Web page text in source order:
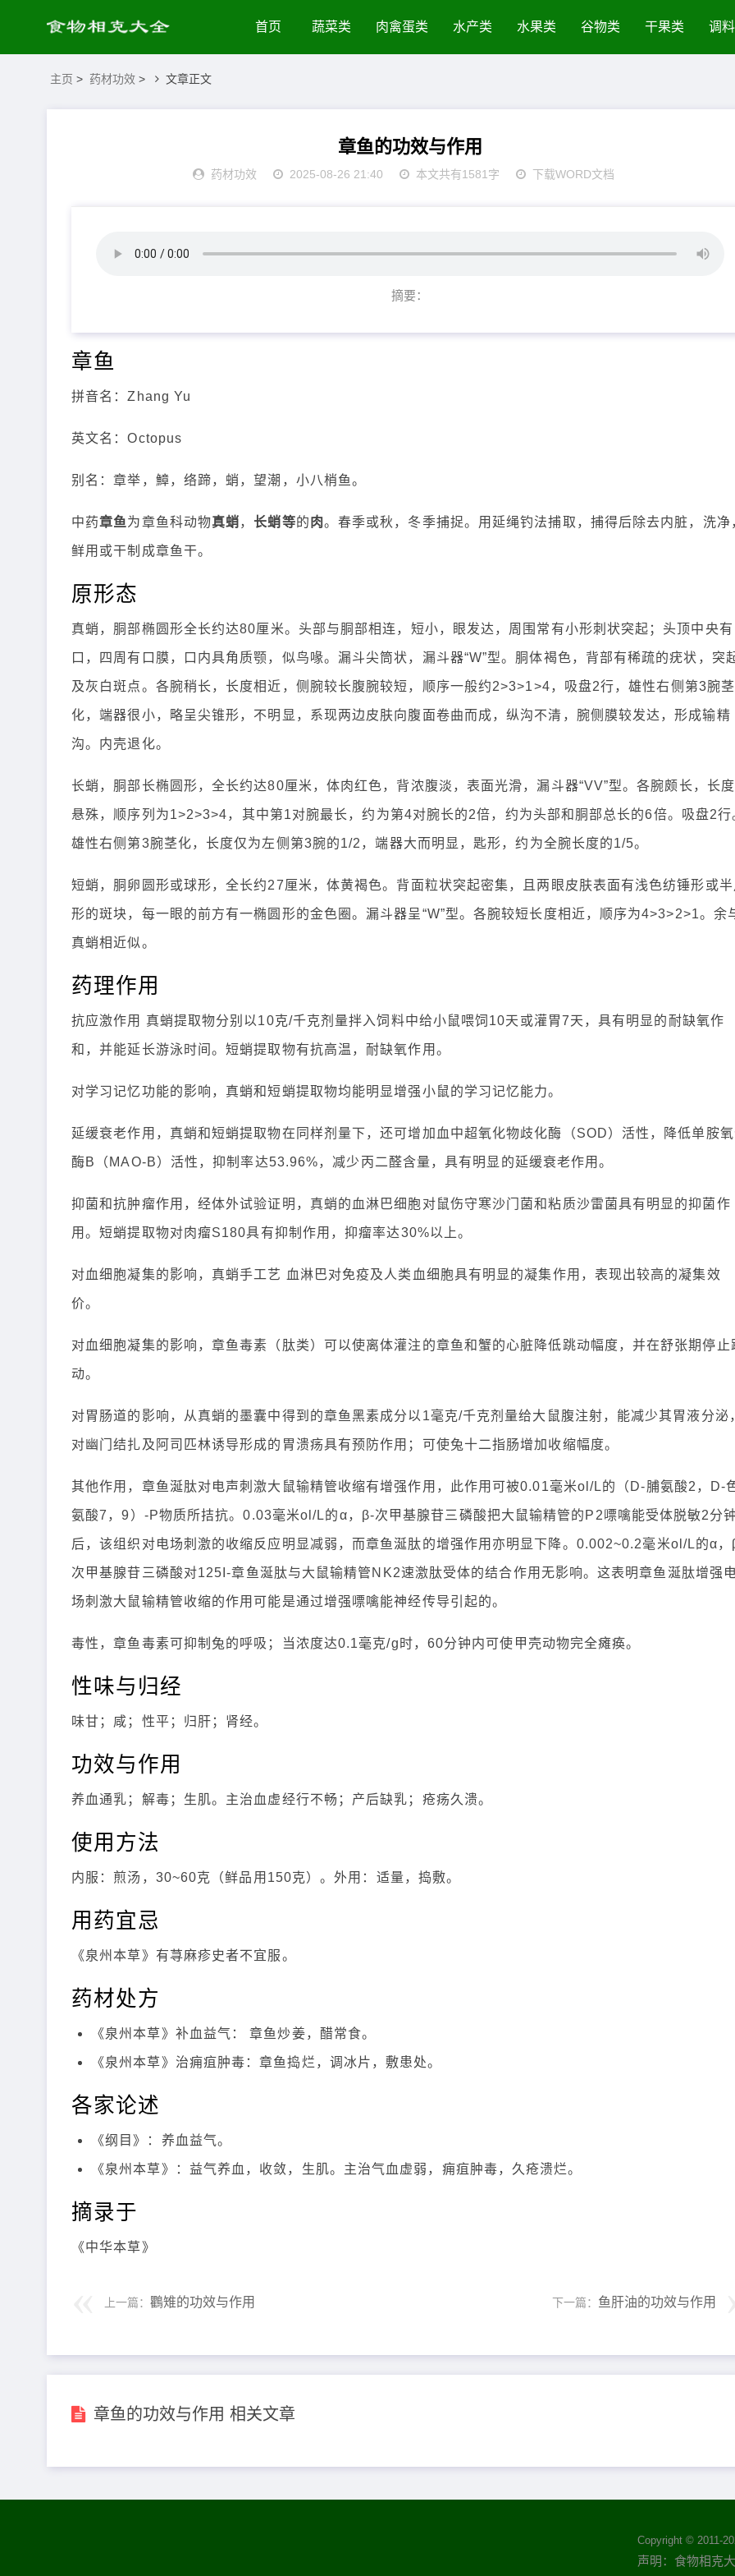
首页 蔬菜类 肉禽蛋类 水产类 水果类 谷物类 干果类 调
主页 > 药材功效 > 文章正文
章鱼的功效与作用
药材功效 2025-08-26 21:40 本文共有1581字 下载WORD文档
摘要：
章鱼
拼音名：Zhang Yu
英文名：Octopus
别名：章举，鱆，络蹄，蛸，望潮，小八梢鱼。
中药章鱼为章鱼科动物真蛸， 长蛸等的 肉。春季或秋，冬季捕捉。用延绳钓法捕取，捕得后除去内脏，洗净
鲜用或干制成章鱼干。
原形态
真蛸，胴部椭圆形全长约达80厘米。头部与胴部相连，短小，眼发达，周围常有小形刺状突起；头顶中央有
口，四周有口膜，口内具角质颚，似鸟喙。漏斗尖筒状，漏斗器“W”型。胴体褐色，背部有稀疏的疣状，突
及灰白斑点。各腕稍长，长度相近，侧腕较长腹腕较短，顺序一般约2>3>1>4，吸盘2行，雄性右侧第3腕茎
化，端器很小，略呈尖锥形，不明显，系现两边皮肤向腹面卷曲而成，纵沟不清，腕侧膜较发达，形成输精
沟。内壳退化。
长蛸，胴部长椭圆形，全长约达80厘米，体肉红色，背浓腹淡，表面光滑，漏斗器“VV”型。各腕颇长，长度
悬殊，顺序列为1>2>3>4，其中第1对腕最长，约为第4对腕长的2倍，约为头部和胴部总长的6倍。吸盘2行
雄性右侧第3腕茎化，长度仅为左侧第3腕的1/2，端器大而明显，匙形，约为全腕长度的1/5。
短蛸，胴卵圆形或球形，全长约27厘米，体黄褐色。背面粒状突起密集，且两眼皮肤表面有浅色纺锤形或半
形的斑块，每一眼的前方有一椭圆形的金色圈。漏斗器呈“W”型。各腕较短长度相近，顺序为4>3>2>1。余
真蛸相近似。
药理作用
抗应激作用 真蛸提取物分别以10克/千克剂量拌入饲料中给小鼠喂饲10天或灌胃7天，具有明显的耐缺氧作
和，并能延长游泳时间。短蛸提取物有抗高温，耐缺氧作用。
对学习记忆功能的影响，真蛸和短蛸提取物均能明显增强小鼠的学习记忆能力。
延缓衰老作用，真蛸和短蛸提取物在同样剂量下，还可增加血中超氧化物歧化酶（SOD）活性，降低单胺
酶B（MAO-B）活性，抑制率达53.96%，减少丙二醛含量，具有明显的延缓衰老作用。
抑菌和抗肿瘤作用，经体外试验证明，真蛸的血淋巴细胞对鼠伤守寒沙门菌和粘质沙雷菌具有明显的抑菌作
用。短蛸提取物对肉瘤S180具有抑制作用，抑瘤率达30%以上。
对血细胞凝集的影响，真蛸手工艺 血淋巴对免疫及人类血细胞具有明显的凝集作用，表现出较高的凝集效
价。
对血细胞凝集的影响，章鱼毒素（肽类）可以使离体灌注的章鱼和蟹的心脏降低跳动幅度，并在舒张期停止
动。
对胃肠道的影响，从真蛸的墨囊中得到的章鱼黑素成分以1毫克/千克剂量给大鼠腹注射，能减少其胃液分泌
对幽门结扎及阿司匹林诱导形成的胃溃疡具有预防作用；可使兔十二指肠增加收缩幅度。
其他作用，章鱼涎肽对电声刺激大鼠输精管收缩有增强作用，此作用可被0.01毫米ol/L的（D-脯氨酸2，D-
氨酸7，9）-P物质所拮抗。0.03毫米ol/L的α，β-次甲基腺苷三磷酸把大鼠输精管的P2嘌噙能受体脱敏2分钟
后，该组织对电场刺激的收缩反应明显减弱，而章鱼涎肽的增强作用亦明显下降。0.002~0.2毫米ol/L的α，
次甲基腺苷三磷酸对125I-章鱼涎肽与大鼠输精管NK2速激肽受体的结合作用无影响。这表明章鱼涎肽增强
场刺激大鼠输精管收缩的作用可能是通过增强嘌噙能神经传导引起的。
毒性，章鱼毒素可抑制兔的呼吸；当浓度达0.1毫克/g时，60分钟内可使甲壳动物完全瘫痪。
性味与归经
味甘；咸；性平；归肝；肾经。
功效与作用
养血通乳；解毒；生肌。主治血虚经行不畅；产后缺乳；疮疡久溃。
使用方法
内服：煎汤，30~60克（鲜品用150克）。外用：适量，捣敷。
用药宜忌
《泉州本草》有荨麻疹史者不宜服。
药材处方
《泉州本草》补血益气： 章鱼炒姜，醋常食。
《泉州本草》治痈疽肿毒：章鱼捣烂，调冰片，敷患处。
各家论述
《纲目》：养血益气。
《泉州本草》：益气养血，收敛，生肌。主治气血虚弱，痈疽肿毒，久疮溃烂。
摘录于
《中华本草》
上一篇： 鸜雉的功效与作用 下一篇： 鱼肝油的功效与作用
章鱼的功效与作用 相关文章
Copyright © 2011-
声明：食物相克